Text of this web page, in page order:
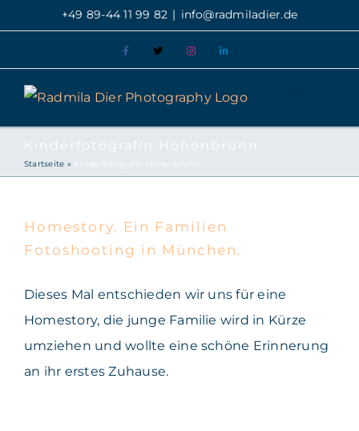
+49 89-44 11 99 82 | info@radmiladier.de
FacebookX Instagram
Kinderfotografin Hohenbrunn
Startseite » Kinderfotografin Hohenbrunn
Homestory. Ein Familien
Homestory. Ein Familien
Fotoshooting in München.
Dieses Mal entschieden wir uns für eine
Homestory, die junge Familie wird in Kürze
umziehen und wollte eine schöne Erinnerung
an ihr erstes Zuhause.